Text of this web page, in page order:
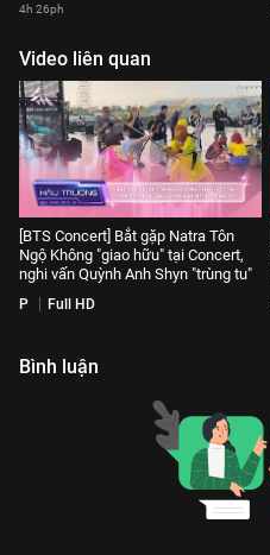
4h 26ph
Video liên quan
[BTS Concert] Bắt gặp Natra Tôn
Ngộ Không "giao hữu" tại Concert,
nghi vấn Quỳnh Anh Shyn "trùng tu"
P Full HD
Bình luận